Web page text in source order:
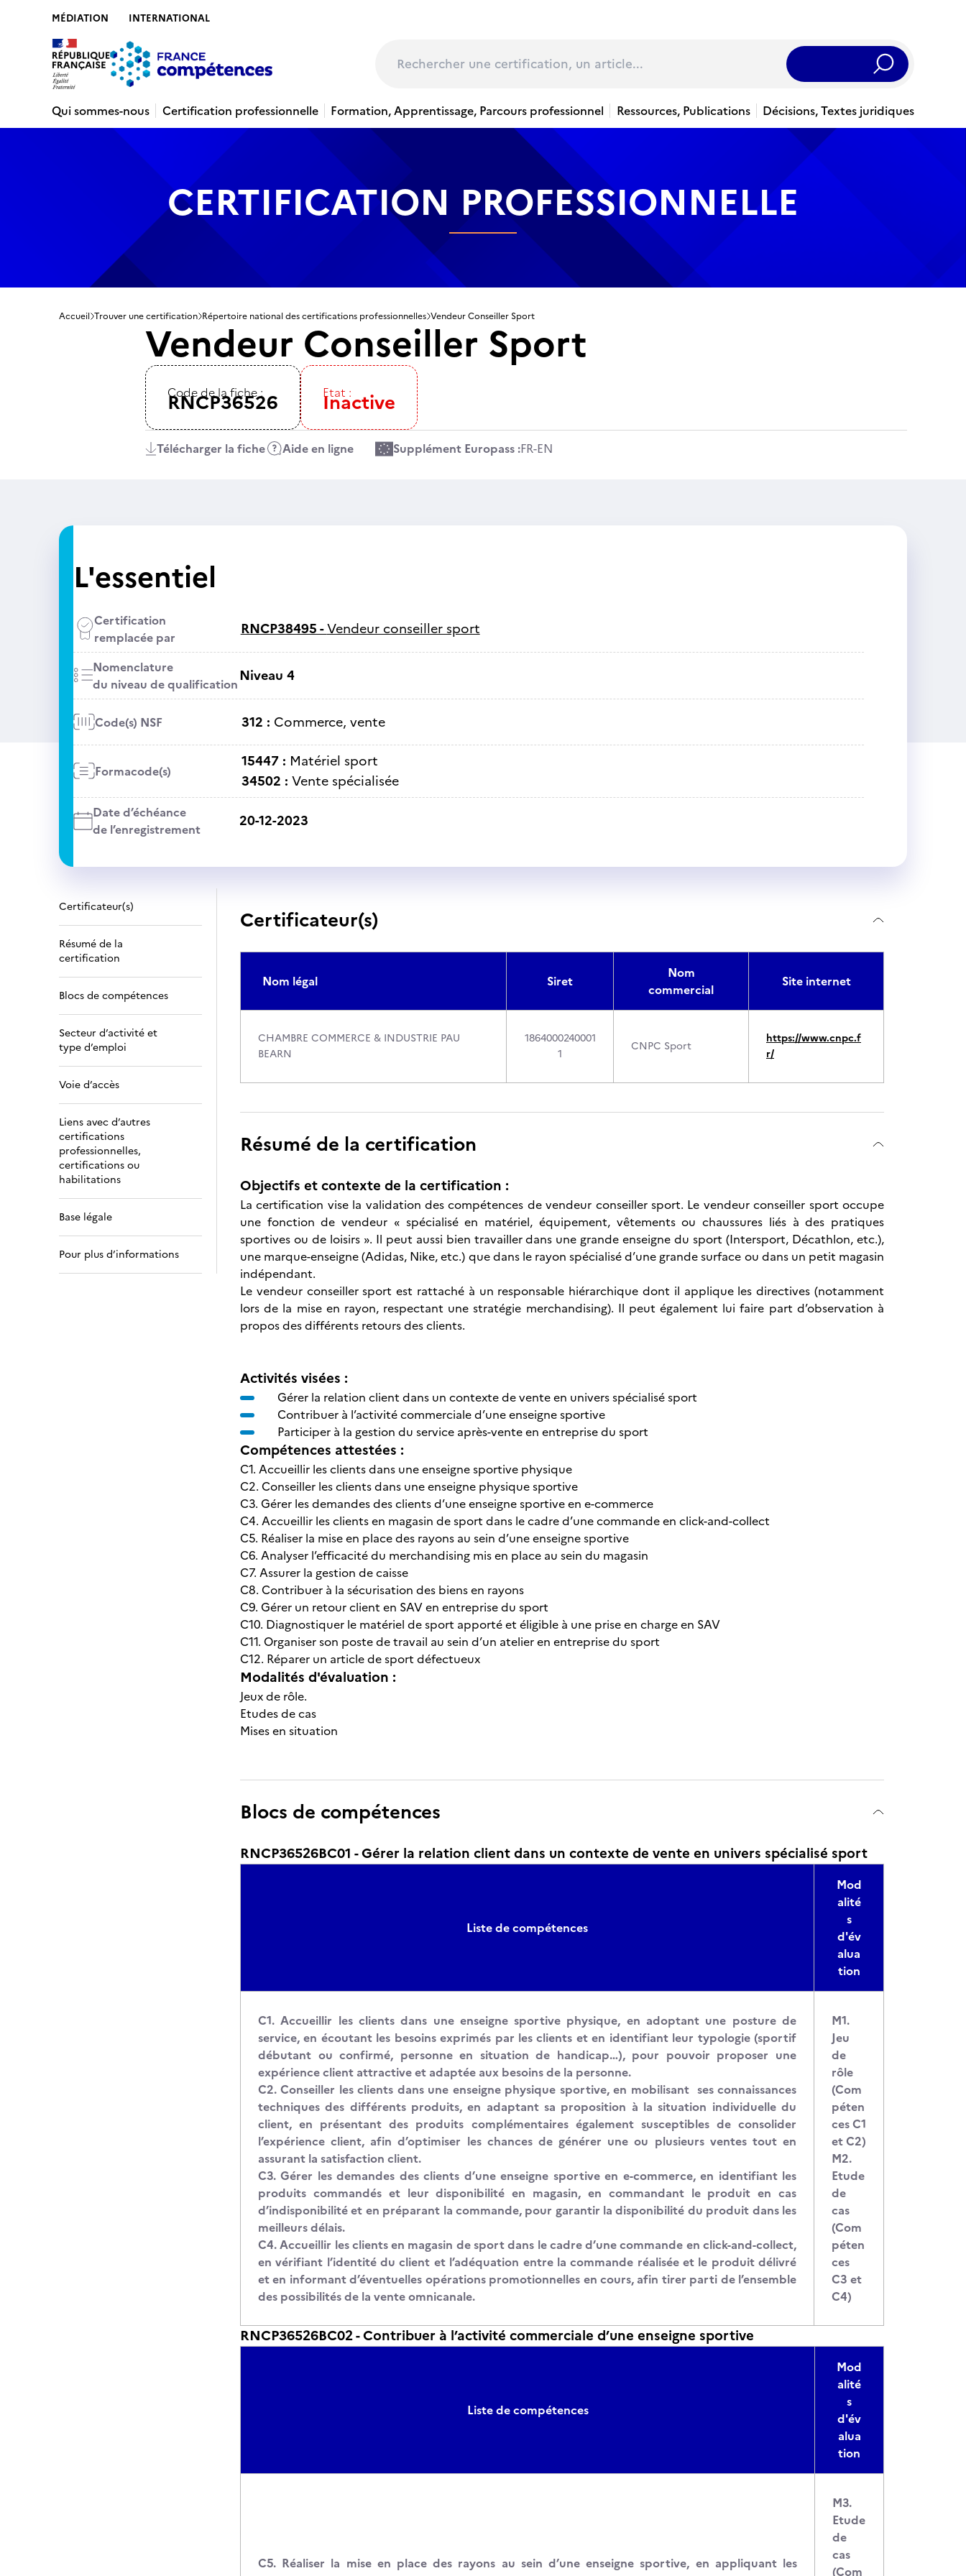
MÉDIATION INTERNATIONAL
Rechercher
Qui sommes-nous
Certification professionnelle Formation, Apprentissage, Parcours professionnel Ressources, Publications Décisions, Textes juridiques
CERTIFICATION PROFESSIONNELLE
Accueil Trouver une certification Répertoire national des certifications professionnelles Vendeur Conseiller Sport
Vendeur Conseiller Sport
Code de la fiche :
RNCP36526 Etat :
Inactive
Télécharger la fiche Aide en ligne Supplément Europass :FR-EN
L'essentiel
Certification
remplacée par
RNCP38495 -Vendeur conseiller sport
Nomenclature
du niveau de qualificationNiveau 4
Code(s) NSF 312 : Commerce, vente
Formacode(s)
15447 : Matériel sport
34502 : Vente spécialisée
Date d’échéance
de l’enregistrement
20-12-2023
Certificateur(s)
Résumé de la
certification
Blocs de compétences
Secteur d’activité et
type d’emploi
Voie d’accès
Liens avec d’autres
certifications
professionnelles,
certifications ou
habilitations
Base légale
Pour plus d’informations
Certificateur(s)
Nom légal Siret
Nom
commercial
Site internet
CHAMBRE COMMERCE & INDUSTRIE PAU
BEARN
1864000240001
1
CNPC Sport
https://www.cnpc.f
r/
Résumé de la certification
Objectifs et contexte de la certification :
La certification vise la validation des compétences de vendeur conseiller sport. Le vendeur conseiller sport occupe
une fonction de vendeur « spécialisé en matériel, équipement, vêtements ou chaussures liés à des pratiques
sportives ou de loisirs ». Il peut aussi bien travailler dans une grande enseigne du sport (Intersport, Décathlon, etc.),
une marque-enseigne (Adidas, Nike, etc.) que dans le rayon spécialisé d’une grande surface ou dans un petit magasin
indépendant.
Le vendeur conseiller sport est rattaché à un responsable hiérarchique dont il applique les directives (notamment
lors de la mise en rayon, respectant une stratégie merchandising). Il peut également lui faire part d’observation à
propos des différents retours des clients.
Activités visées :
Gérer la relation client dans un contexte de vente en univers spécialisé sport
Contribuer à l’activité commerciale d’une enseigne sportive
Participer à la gestion du service après-vente en entreprise du sport
Compétences attestées :
C1. Accueillir les clients dans une enseigne sportive physique
C2. Conseiller les clients dans une enseigne physique sportive
C3. Gérer les demandes des clients d’une enseigne sportive en e-commerce
C4. Accueillir les clients en magasin de sport dans le cadre d’une commande en click-and-collect
C5. Réaliser la mise en place des rayons au sein d’une enseigne sportive
C6. Analyser l’efficacité du merchandising mis en place au sein du magasin
C7. Assurer la gestion de caisse
C8. Contribuer à la sécurisation des biens en rayons
C9. Gérer un retour client en SAV en entreprise du sport
C10. Diagnostiquer le matériel de sport apporté et éligible à une prise en charge en SAV
C11. Organiser son poste de travail au sein d’un atelier en entreprise du sport
C12. Réparer un article de sport défectueux
Modalités d'évaluation :
Jeux de rôle.
Etudes de cas
Mises en situation
Blocs de compétences
RNCP36526BC01 - Gérer la relation client dans un contexte de vente en univers spécialisé sport
Liste de compétences
Mod
alité
s
d'év
alua
tion
C1. Accueillir les clients dans une enseigne sportive physique, en adoptant une posture de
service, en écoutant les besoins exprimés par les clients et en identifiant leur typologie (sportif
débutant ou confirmé, personne en situation de handicap…), pour pouvoir proposer une
expérience client attractive et adaptée aux besoins de la personne.
C2. Conseiller les clients dans une enseigne physique sportive, en mobilisant ses connaissances
techniques des différents produits, en adaptant sa proposition à la situation individuelle du
client, en présentant des produits complémentaires également susceptibles de consolider
l’expérience client, afin d’optimiser les chances de générer une ou plusieurs ventes tout en
assurant la satisfaction client.
C3. Gérer les demandes des clients d’une enseigne sportive en e-commerce, en identifiant les
produits commandés et leur disponibilité en magasin, en commandant le produit en cas
d’indisponibilité et en préparant la commande, pour garantir la disponibilité du produit dans les
meilleurs délais.
C4. Accueillir les clients en magasin de sport dans le cadre d’une commande en click-and-collect,
en vérifiant l’identité du client et l’adéquation entre la commande réalisée et le produit délivré
et en informant d’éventuelles opérations promotionnelles en cours, afin tirer parti de l’ensemble
des possibilités de la vente omnicanale.
M1.
Jeu
de
rôle
(Com
péten
ces C1
et C2)
M2.
Etude
de
cas
(Com
péten
ces
C3 et
C4)
RNCP36526BC02 - Contribuer à l’activité commerciale d’une enseigne sportive
Liste de compétences
Mod
alité
s
d'év
alua
tion
C5. Réaliser la mise en place des rayons au sein d’une enseigne sportive, en appliquant les
M3.
Etude
de
cas
(Com